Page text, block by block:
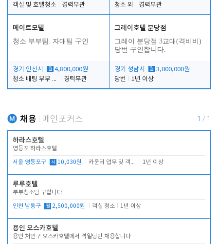
객실 및 호텔청소
경력무관
청소 외
경력무관
메이트모텔
청소 부부팀. 자매팀 구인
경기 안산시 월 4,800,000원
청소 배팅 부부 구합니다
경력무관
그레이호텔 분당점
그레이 분당점 3교대(격비비)
당번 구인합니다.
경기 성남시 월 3,000,000원
당번
1년 이상
채용 메인포커스 1 / 1
하라스호텔
영등포 하라스호텔
서울 영등포구 시 10,030원 카운터 업무 및 객실관리(청소상태 확인, 객실판매) 1년 이상
루루호텔
부부청소팀 구합니다
인천 남동구 월 2,500,000원 객실 청소 1년 이상
용인 오스카호텔
용인 처인구 오스카호텔에서 격일당번 채용합니다